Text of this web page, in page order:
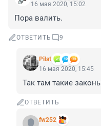
16 мая 2020, 15:02
Пора валить.
ОТВЕТИТЬ 9
Pilat
16 мая 2020, 15:45
Так там такие
ОТВЕТИТЬ
fw252